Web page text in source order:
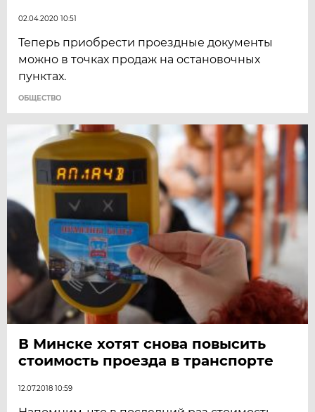
02.04.2020 10:51
Теперь приобрести проездные документы
можно в точках продаж на остановочных
пунктах.
ОБЩЕСТВО
В Минске хотят снова повысить
стоимость проезда в транспорте
12.07.2018 10:59